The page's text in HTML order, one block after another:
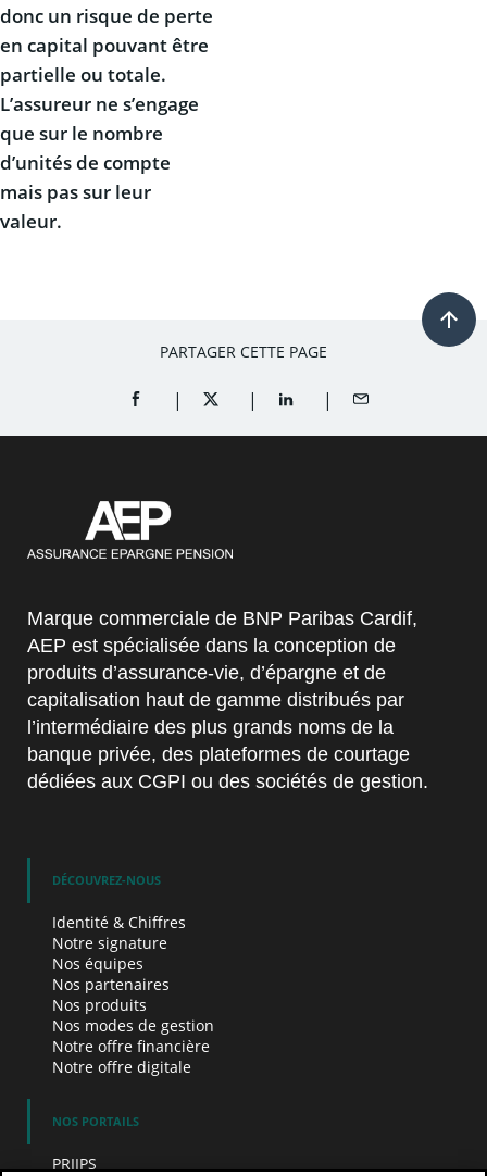
donc un risque de perte
en capital pouvant être
partielle ou totale.
L’assureur ne s’engage
que sur le nombre
d’unités de compte
mais pas sur leur
valeur.
PARTAGER CETTE PAGE
PARTAGER SUR FACEBOOK (OUVRE UNE
PARTAGER SUR TWITTER (OUVRE UNE
PARTAGER SUR LINKEDIN
PARTAGER PAR
Marque commerciale de BNP Paribas Cardif,
AEP est spécialisée dans la conception de
produits d’assurance-vie, d’épargne et de
capitalisation haut de gamme distribués par
l’intermédiaire des plus grands noms de la
banque privée, des plateformes de courtage
dédiées aux CGPI ou des sociétés de gestion.
DÉCOUVREZ-NOUS
Identité & Chiffres
Notre signature
Nos équipes
Nos partenaires
Nos produits
Nos modes de gestion
Notre offre financière
Notre offre digitale
NOS PORTAILS
PRIIPS